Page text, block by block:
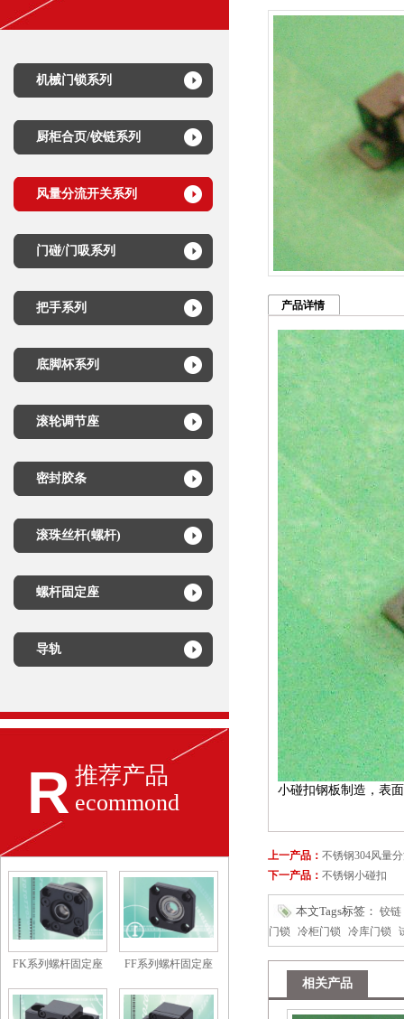
机械门锁系列
厨柜合页/铰链系列
风量分流开关系列
门碰/门吸系列
把手系列
底脚杯系列
滚轮调节座
密封胶条
滚珠丝杆(螺杆)
螺杆固定座
导轨
R 推荐产品
ecommond
FK系列螺杆固定座 FF系列螺杆固定座
产品详情
小碰扣钢板制造，表
上一产品： 不锈钢304风量
下一产品： 不锈钢小碰扣
本文Tags标签： 铰链
门锁
冷柜门锁 冷库门锁
相关产品